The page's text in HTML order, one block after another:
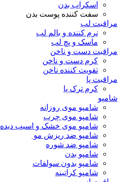
اسکراب بدن
سفت کننده پوست بدن
مراقبت لب
نرم کننده و بالم لب
ماسک و پچ لب
مراقبت دست و ناخن
کرم دست و ناخن
تقویت کننده ناخن
مراقبت پا
کرم ترک پا
شامپو
شامپو موی روزانه
شامپو موی چرب
شامپو موی خشک و اسیب دیده
شامپو ضد ریزش مو
شامپو ضد شوره
شامپو بدن
شامپو بدون سولفات
شامپو کراتینه